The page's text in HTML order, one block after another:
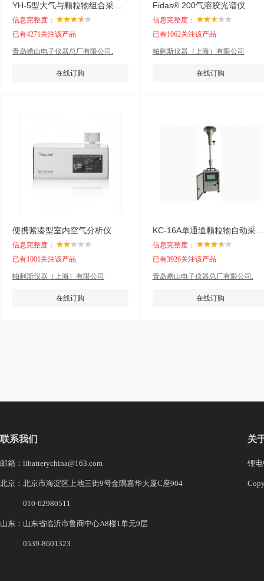
信息完整度：
已有4271关注该产品
青岛崂山电子仪器总厂有限公司.
在线订购
Fidas® 200气溶胶光谱仪
信息完整度：
已有1062关注该产品
帕剌斯仪器（上海）有限公司
在线订购
便携紧凑型室内空气分析仪
信息完整度：
已有1001关注该产品
帕剌斯仪器（上海）有限公司
在线订购
KC-16A单通道颗粒物自动采样器
信息完整度：
已有3926关注该产品
青岛崂山电子仪器总厂有限公司.
在线订购
联系我们
邮箱：libatterychina@163.com
北京：北京市海淀区上地三街9号金隅嘉华大厦C座904
010-62980511
山东：山东省临沂市鲁商中心A8楼1单元9层
0539-8601323
关
锂